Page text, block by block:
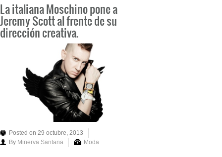
La italiana Moschino pone a
Jeremy Scott al frente de su
dirección creativa.
Posted on 29 octubre, 2013
By Minerva Santana Moda